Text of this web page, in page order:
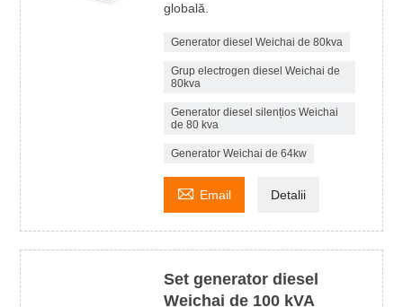
globală.
Generator diesel Weichai de 80kva
Grup electrogen diesel Weichai de
80kva
Generator diesel silențios Weichai
de 80 kva
Generator Weichai de 64kw
 Email Detalii
Set generator diesel
Weichai de 100 kVA